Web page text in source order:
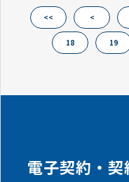
<< <
18 19
電子契約・